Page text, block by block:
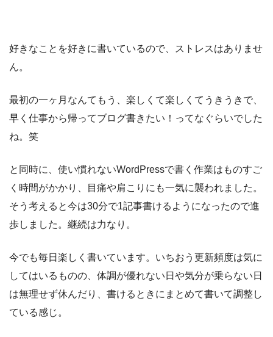
好きなことを好きに書いているので、ストレスはありませ
ん。
最初の一ヶ月なんてもう、楽しくて楽しくてうきうきで、
早く仕事から帰ってブログ書きたい！ってなぐらいでした
ね。笑
と同時に、使い慣れないWordPressで書く作業はものすご
く時間がかかり、目痛や肩こりにも一気に襲われました。
そう考えると今は30分で1記事書けるようになったので進
歩しました。継続は力なり。
今でも毎日楽しく書いています。いちおう更新頻度は気に
してはいるものの、体調が優れない日や気分が乗らない日
は無理せず休んだり、書けるときにまとめて書いて調整し
ている感じ。